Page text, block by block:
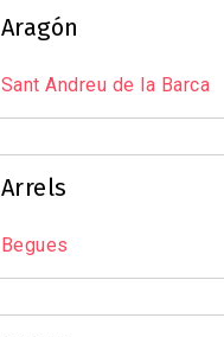
Aragón
Sant Andreu de la Barca
Arrels
Begues